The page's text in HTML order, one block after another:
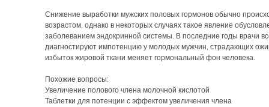
Снижение выработки мужских половых гормонов обычно
возрастом, однако в некоторых случаях такое явление
заболеванием эндокринной системы. В последние годы врачи
диагностируют импотенцию у молодых мужчин, страдающих
избыток жировой ткани меняет гормональный фон человека.
Похожие вопросы:
Увеличение полового члена молочной кислотой
Таблетки для потенции с эффектом увеличения члена